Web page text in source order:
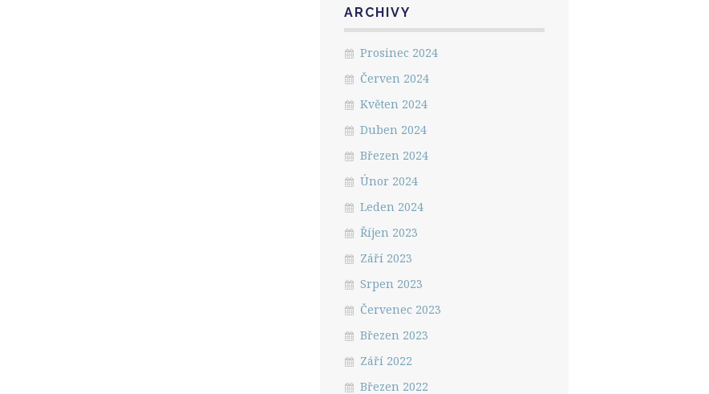
ARCHIVY
Prosinec 2024
Červen 2024
Květen 2024
Duben 2024
Březen 2024
Únor 2024
Leden 2024
Říjen 2023
Září 2023
Srpen 2023
Červenec 2023
Březen 2023
Září 2022
Březen 2022